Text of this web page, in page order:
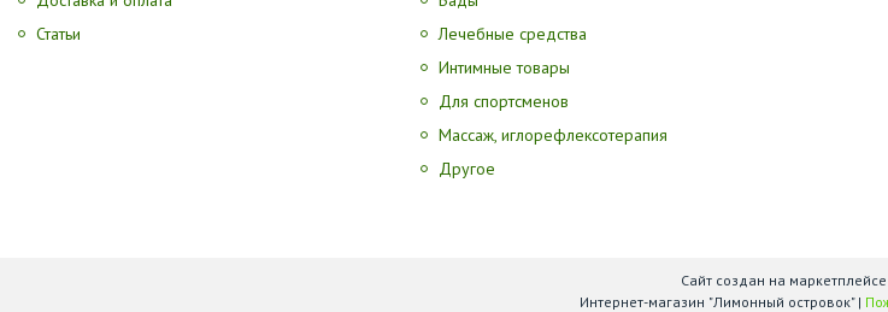
Статьи
Лечебные средства
Интимные товары
Для спортсменов
Массаж, иглорефлексотерапия
Другое
Сайт создан на маркетплейсе
Интернет-магазин "Лимонный островок" |